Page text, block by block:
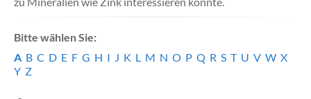
Bitte wählen Sie:
A B C D E F G H I J K L M N O P Q R S T U V W X
Y Z